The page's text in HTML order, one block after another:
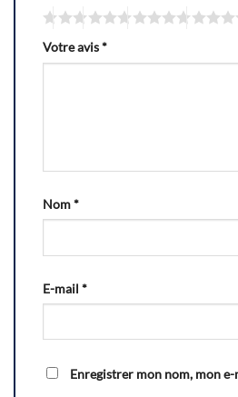
Votre avis*
Nom*
E-mail *
Enregistrer mon nom, mon